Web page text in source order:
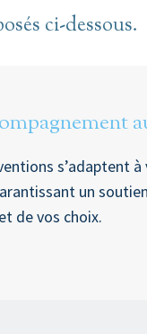
ci-dessous.
s’adaptent
un
de vos choix.